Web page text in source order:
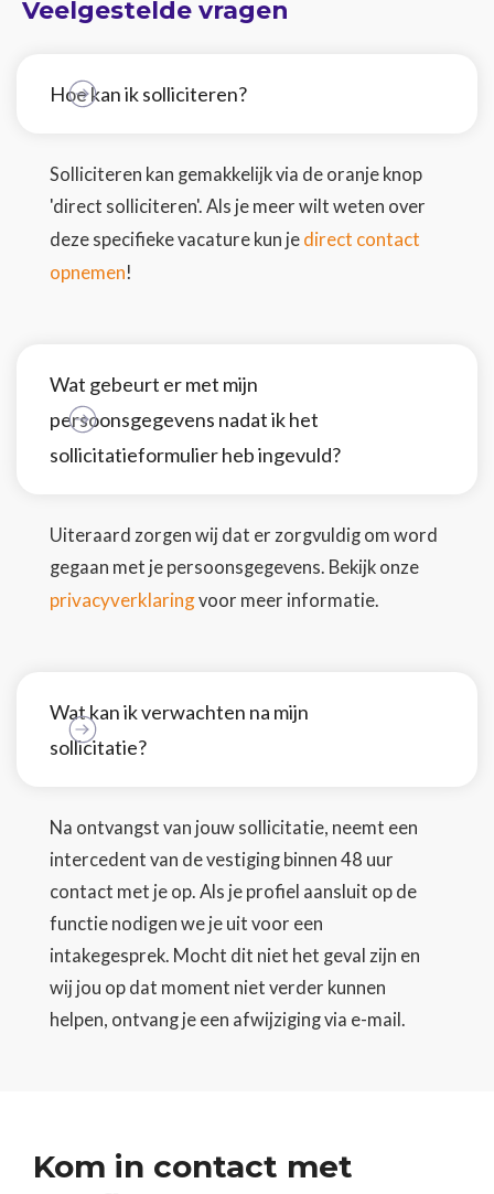
Veelgestelde vragen
Hoe kan ik solliciteren?
Solliciteren kan gemakkelijk via de oranje knop
'direct solliciteren'. Als je meer wilt weten over
deze specifieke vacature kun je direct contact
opnemen!
Wat gebeurt er met mijn
persoonsgegevens nadat ik het
sollicitatieformulier heb ingevuld?
Uiteraard zorgen wij dat er zorgvuldig om word
gegaan met je persoonsgegevens. Bekijk onze
privacyverklaringvoor meer informatie.
Wat kan ik verwachten na mijn
sollicitatie?
Na ontvangst van jouw sollicitatie, neemt een
intercedent van de vestiging binnen 48 uur
contact met je op. Als je profiel aansluit op de
functie nodigen we je uit voor een
intakegesprek. Mocht dit niet het geval zijn en
wij jou op dat moment niet verder kunnen
helpen, ontvang je een afwijziging via e-mail.
Kom in contact met